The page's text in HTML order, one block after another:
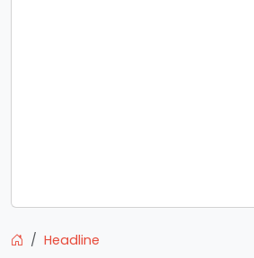
Headline